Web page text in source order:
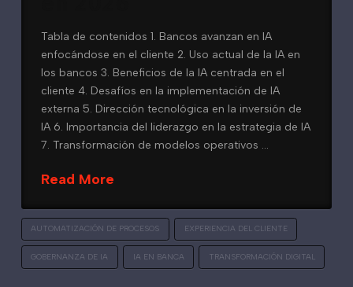
Tabla de contenidos 1. Bancos avanzan en IA
enfocándose en el cliente 2. Uso actual de la IA en
los bancos 3. Beneficios de la IA centrada en el
cliente 4. Desafíos en la implementación de IA
externa 5. Dirección tecnológica en la inversión de
IA 6. Importancia del liderazgo en la estrategia de IA
7. Transformación de modelos operativos …
Read More
AUTOMATIZACIÓN DE PROCESOS EXPERIENCIA DEL CLIENTE
GOBERNANZA DE IA IA EN BANCA TRANSFORMACIÓN DIGITAL